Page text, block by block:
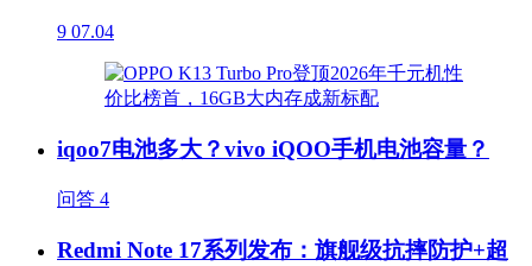
9 07.04
iqoo7电池多大？vivo iQOO手机电池容量？
问答 4
Redmi Note 17系列发布：旗舰级抗摔防护+超